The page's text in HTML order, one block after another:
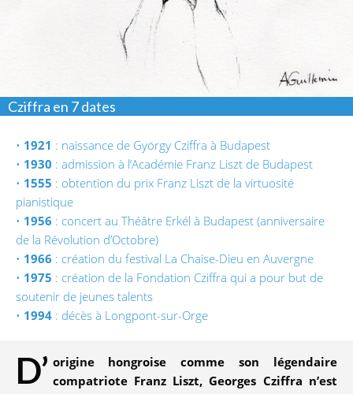
Cziffra en 7 dates
• 1921 : naissance de György Cziffra à Budapest
• 1930 : admission à l’Académie Franz Liszt de Budapest
• 1555 : obtention du prix Franz Liszt de la virtuosité
pianistique
• 1956 : concert au Théâtre Erkél à Budapest (anniversaire
de la Révolution d’Octobre)
• 1966 : création du festival La Chaise-Dieu en Auvergne
• 1975 : création de la Fondation Cziffra qui a pour but de
soutenir de jeunes talents
• 1994 : décès à Longpont-sur-Orge
D’ origine hongroise comme son légendaire
compatriote Franz Liszt, Georges Cziffra n’est